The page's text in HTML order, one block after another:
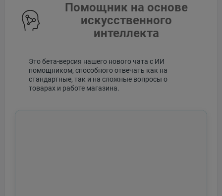
Помощник на основе
искусственного
интеллекта
Это бета-версия нашего нового чата с ИИ
помощником, способного отвечать как на
стандартные, так и на сложные вопросы о
товарах и работе магазина.